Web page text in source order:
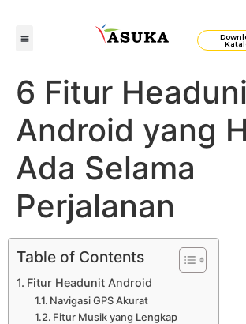
6 Fitur
Android yang
Ada Selama
Perjalanan
Table of Contents
Fitur Headunit Android
Navigasi GPS Akurat
Fitur Musik yang Lengkap